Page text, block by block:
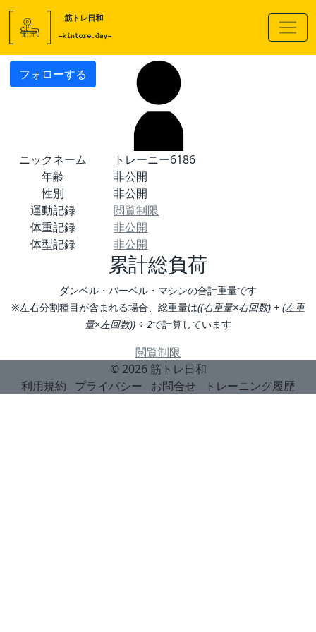
フォローする
ニックネーム
トレーニー6186
年齢
非公開
性別
非公開
運動記録
閲覧制限
体重記録
非公開
体型記録
非公開
累計総負荷
ダンベル・バーベル・マシンの合計重量です
※左右分割種目が含まれる場合、総重量は((右重量×右回数) + (左重
量×左回数)) ÷ 2で計算しています
閲覧制限
© 2026 筋トレ日和
利用規約
プライバシー お問合せ トレーニング履歴